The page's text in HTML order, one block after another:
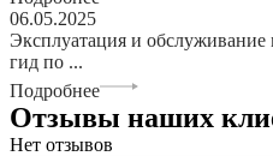
06.05.2025
Эксплуатация и
гид по ...
Подробнее
Отзывы наших
Нет отзывов